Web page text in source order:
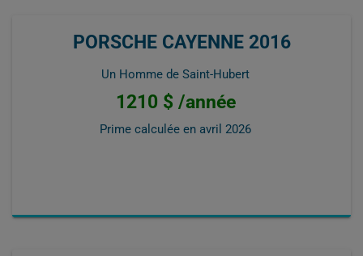
PORSCHE CAYENNE 2016
Un Homme de Saint-Hubert
1210 $ /année
Prime calculée en avril 2026